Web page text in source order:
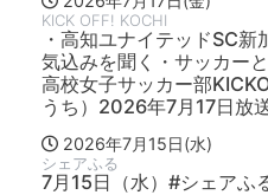
KICK OFF! KOCHI
・高知ユナイテッドSC
気込みを聞く・サッカー
高校女子サッカー部
うち）2026年7月17日放
2026年7月15日(水)
シェアふる
7月15日（水）#シェア